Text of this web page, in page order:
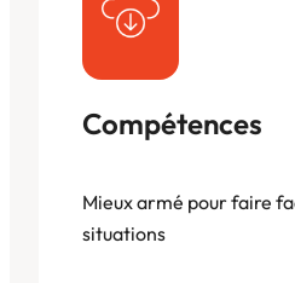
Compétences
Mieux armé pour faire
situations